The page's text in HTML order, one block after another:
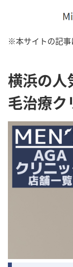
※本サイトの記事
横浜の人
毛治療ク